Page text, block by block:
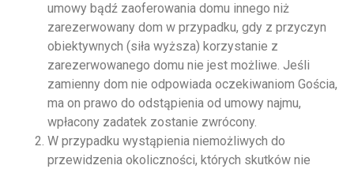
umowy bądź zaoferowania domu innego niż
zarezerwowany dom w przypadku, gdy z przyczyn
obiektywnych (siła wyższa) korzystanie z
zarezerwowanego domu nie jest możliwe. Jeśli
zamienny dom nie odpowiada oczekiwaniom Gościa,
ma on prawo do odstąpienia od umowy najmu,
wpłacony zadatek zostanie zwrócony.
W przypadku wystąpienia niemożliwych do
przewidzenia okoliczności, których skutków nie